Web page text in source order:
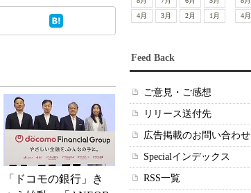
「ドコモの銀行」き
4月
3月 2月 1月
4月
Feed Back
ご意見・ご感想
リリース送付先
広告掲載のお問い合わせ
Specialインデックス
RSS一覧